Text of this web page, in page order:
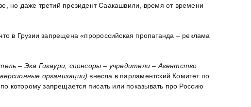
но даже третий президент Саакашвили, время от времени
в Грузии запрещена «пророссийская пропаганда – реклама
– Эка Гигаури, спонсоры – учредители – Агентство
организации) внесла в парламентский Комитет по
по которому запрещается писать или показывать про Россию